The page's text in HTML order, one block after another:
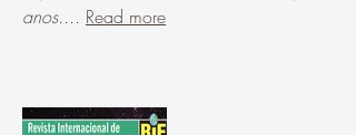
anos.... Read more